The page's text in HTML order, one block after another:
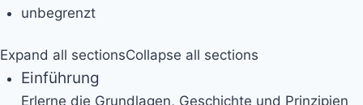
unbegrenzt
Expand all sectionsCollapse all sections
Einführung
Erlerne die Grundlagen, Geschichte und Prinzipien